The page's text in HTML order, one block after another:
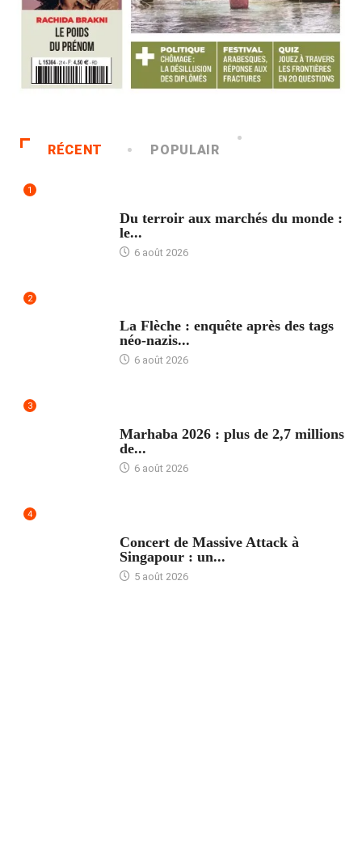
RÉCENT POPULAIR
1
Du terroir aux marchés du monde :
le...
6 août 2026
2
La Flèche : enquête après des tags
néo-nazis...
6 août 2026
3
Marhaba 2026 : plus de 2,7 millions
de...
6 août 2026
4
Concert de Massive Attack à
Singapour : un...
5 août 2026